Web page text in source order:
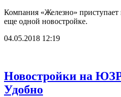
Компания «Железно» приступает
еще одной новостройке.
04.05.2018 12:19
Новостройки на
Удобно